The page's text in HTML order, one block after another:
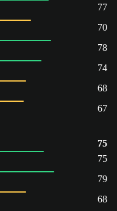
77
70
78
74
68
67
75
75
79
68